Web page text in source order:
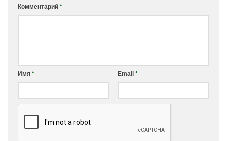
Комментарий *
Имя * Email *